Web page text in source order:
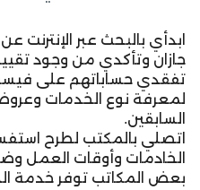
ابدأي بالبحث عبر
جازان وتأكدي من وجود
تفقدي حساباتهم على
لمعرفة نوع الخدمات وعروض
السابقين.
اتصلي بالمكتب لطرح
الخادمات وأوقات العمل
بعض المكاتب توفر خدمة